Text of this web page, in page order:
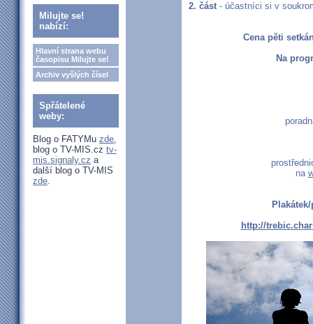
Milujte se!
nabízí:
Hlavní strana webu
časopisu Milujte se!
Archiv vyšlých čísel
Spřátelené
weby:
Blog o FATYMu zde,
blog o TV-MIS.cz tv-
mis.signaly.cz a
další blog o TV-MIS
zde.
2. část- účastníci si v
Cena pěti
Na
na
http://